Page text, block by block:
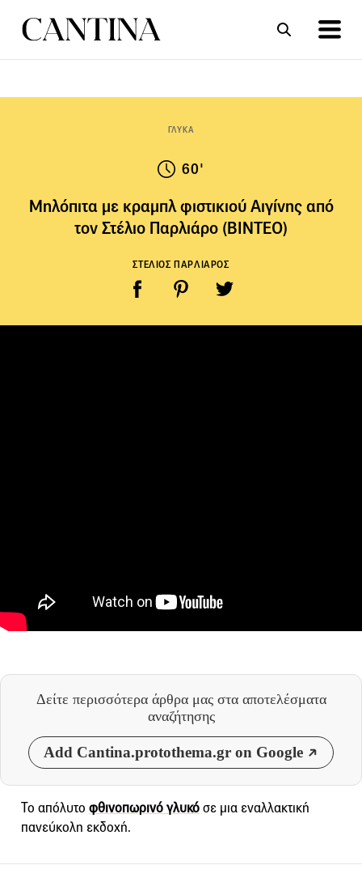
ΓΛΥΚΑ
60'
Μηλόπιτα με κραμπλ φιστικιού Αιγίνης από
τον Στέλιο Παρλιάρο (ΒΙΝΤΕΟ)
ΣΤΕΛΙΟΣ ΠΑΡΛΙΑΡΟΣ
Δείτε περισσότερα άρθρα μας στα αποτελέσματα
αναζήτησης
Add Cantina.protothema.gr on Google
Το απόλυτο φθινοπωρινό γλυκόσε μια εναλλακτική
πανεύκολη εκδοχή.